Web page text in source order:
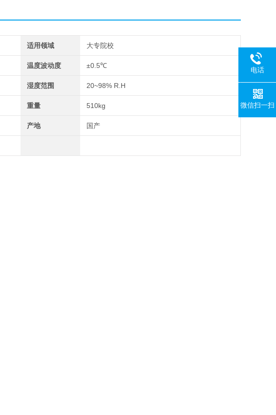
适用领域 大专院校
温度波动度 ±0.5℃
湿度范围 20~98% R.H
重量 510kg
产地 国产
电话
微信扫一扫